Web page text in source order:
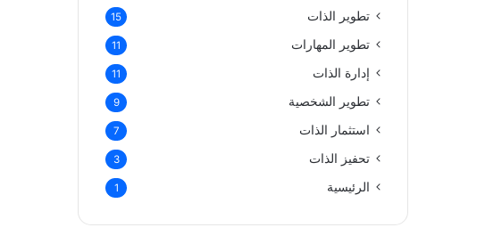
تطوير الذات 15
تطوير المهارات 11
إدارة الذات 11
تطوير الشخصية 9
استثمار الذات 7
تحفيز الذات 3
الرئيسية 1